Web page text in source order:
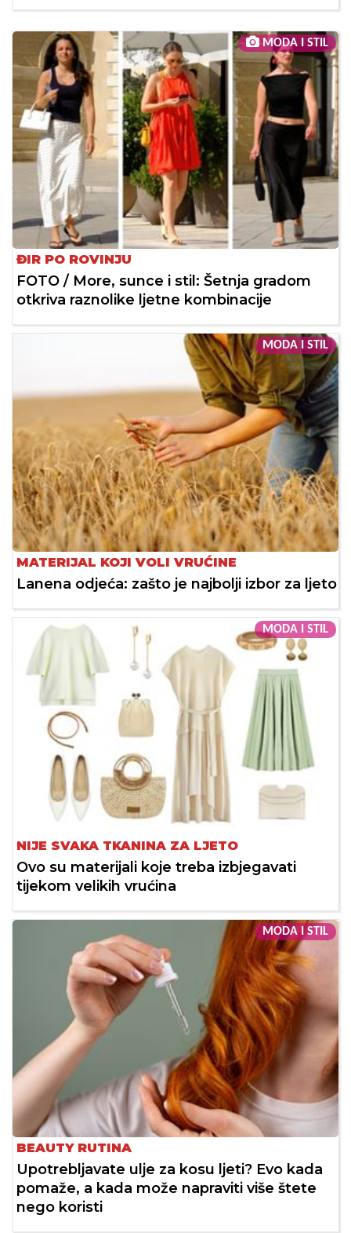
MODA I STIL
ĐIR PO ROVINJU
FOTO / More, sunce i stil: Šetnja gradom
otkriva raznolike ljetne kombinacije
MODA I STIL
MATERIJAL KOJI VOLI VRUĆINE
Lanena odjeća: zašto je najbolji izbor za ljeto
MODA I STIL
NIJE SVAKA TKANINA ZA LJETO
Ovo su materijali koje treba izbjegavati
tijekom velikih vrućina
MODA I STIL
BEAUTY RUTINA
Upotrebljavate ulje za kosu ljeti? Evo kada
pomaže, a kada može napraviti više štete
nego koristi